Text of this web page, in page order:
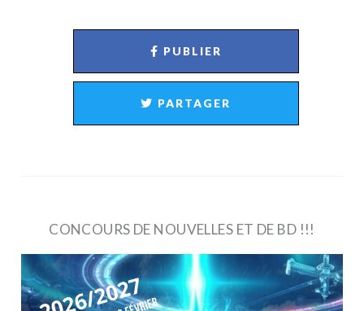
CONCOURS DE NOUVELLES ET DE BD !!!
PUBLIER
PARTAGER